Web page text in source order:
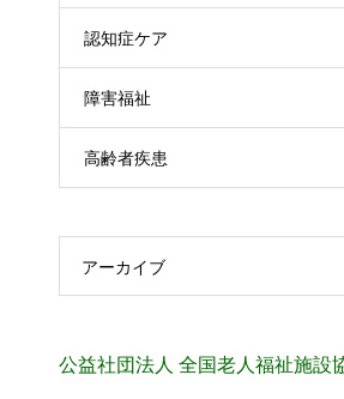
認知症ケア
障害福祉
高齢者疾患
アーカイブ
公益社団法人 全国老人福祉施設